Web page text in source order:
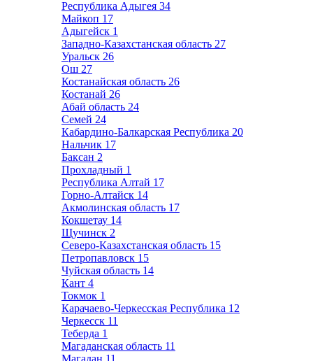
Республика Адыгея 34
Майкоп 17
Адыгейск 1
Западно-Казахстанская область 27
Уральск 26
Ош 27
Костанайская область 26
Костанай 26
Абай область 24
Семей 24
Кабардино-Балкарская Республика 20
Нальчик 17
Баксан 2
Прохладный 1
Республика Алтай 17
Горно-Алтайск 14
Акмолинская область 17
Кокшетау 14
Щучинск 2
Северо-Казахстанская область 15
Петропавловск 15
Чуйская область 14
Кант 4
Токмок 1
Карачаево-Черкесская Республика 12
Черкесск 11
Теберда 1
Магаданская область 11
Магадан 11